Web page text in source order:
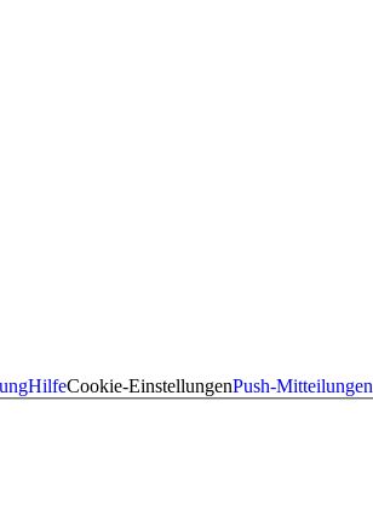
HilfeCookie-EinstellungenPush-Mitteilungen